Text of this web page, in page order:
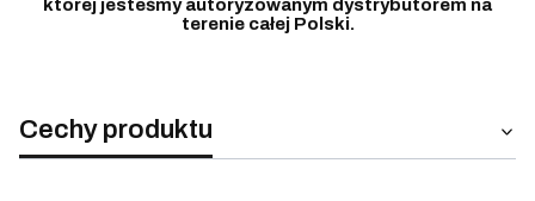
której jesteśmy autoryzowanym dystrybutorem na
terenie całej Polski.
Cechy produktu